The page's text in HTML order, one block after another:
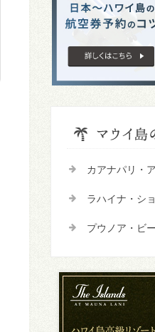
カアナパリ・
ラハイナ・シ
プウノア・ビ